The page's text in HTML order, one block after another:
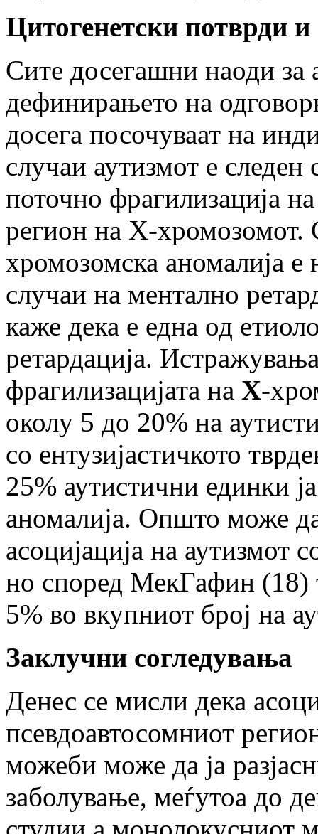
Цитогенетски потврди
Сите досегашни наоди за
дефинирањето на
досега посочуваат на
случаи аутизмот е
поточно фрагилизација
регион на X-хромозомот.
хромозомска аномалија е
случаи на ментално
каже дека е една од
ретардација.
фрагилизацијата на X-
околу 5 до 20% на
со ентузијастичкото
25% аутистични единки
аномалија. Општо може
асоцијација на аутизмот
но според МекГафин (18)
5% во вкупниот број на
Заклучни согледувања
Денес се мисли дека
псевдоавтосомниот
можеби може да ја
заболување, меѓутоа до